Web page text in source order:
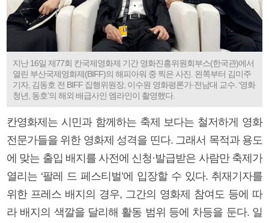
지난 16일 제77회 칸국제영화제 기간 영화진흥위원회부스(한국관)에서
열린 부산국제영화제(BIFF)의 해피아워 중 찍은 사진. 왼쪽부터 김미주
기자, 김동호 전 BIFF 집행위원장, 이수원 영화평론가·전남대 교수. ‘영화
청년, 동호’의 해외 배급사인 엠라인이 촬영했다.
칸영화제는 시민과 함께하는 축제 보다는 철저하게 영화
전문가들을 위한 영화제 성격을 띤다. 그래서 목적과 용도
에 맞는 출입 배지를 사전에 신청·발급받은 사람만 축제가
열리는 ‘팔레 드 페스티벌’에 입장할 수 있다. 취재기자를
위한 프레스 배지의 경우, 그간의 영화제 참여도 등에 따
라 배지의 색깔을 달리해 활동 범위 등에 차등을 둔다. 일